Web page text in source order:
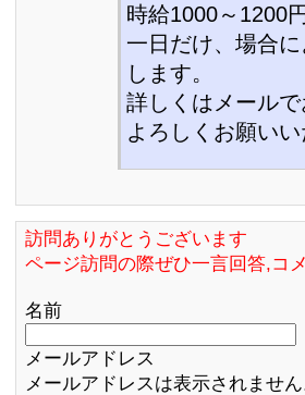
時給1000～1200
一日だけ、場合
します。
詳しくはメールで
よろしくお願いい
訪問ありがとうございます
ページ訪問の際ぜひ一言回答,コ
名前
メールアドレス
メールアドレスは表示されませ